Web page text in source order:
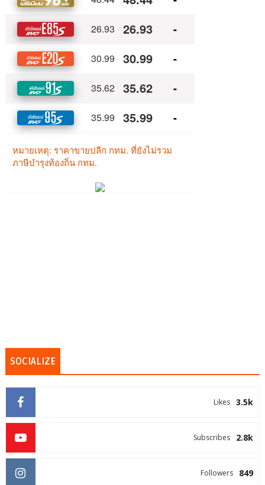
SOCIALIZE
3.5k
Likes
2.8k
Subscribes
849
Followers